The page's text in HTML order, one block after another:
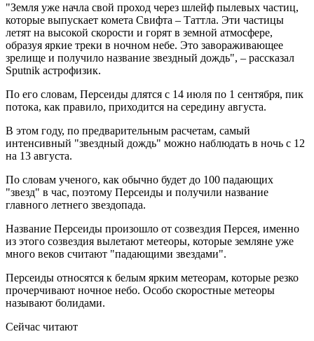
"Земля уже начла свой проход через шлейф пылевых частиц,
которые выпускает комета Свифта – Таттла. Эти частицы
летят на высокой скорости и горят в земной атмосфере,
образуя яркие треки в ночном небе. Это завораживающее
зрелище и получило название звездный дождь", – рассказал
Sputnik астрофизик.
По его словам, Персеиды длятся с 14 июля по 1 сентября, пик
потока, как правило, приходится на середину августа.
В этом году, по предварительным расчетам, самый
интенсивный "звездный дождь" можно наблюдать в ночь с 12
на 13 августа.
По словам ученого, как обычно будет до 100 падающих
"звезд" в час, поэтому Персеиды и получили название
главного летнего звездопада.
Название Персеиды произошло от созвездия Персея, именно
из этого созвездия вылетают метеоры, которые земляне уже
много веков считают "падающими звездами".
Персеиды относятся к белым ярким метеорам, которые резко
прочерчивают ночное небо. Особо скоростные метеоры
называют болидами.
Сейчас читают